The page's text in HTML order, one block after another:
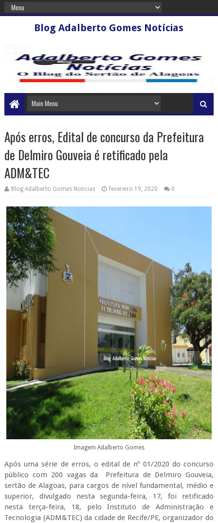
Blog Adalberto Gomes Notícias
Após erros, Edital de concurso da Prefeitura
de Delmiro Gouveia é retificado pela
ADM&TEC
Blog Adalberto Gomes Noticias fevereiro 19, 2020 0
Imagem Adalberto Gomes
Após uma série de erros, o edital de nº 01/2020 do concurso
público com 200 vagas da Prefeitura de Delmiro Gouveia,
sertão de Alagoas, para cargos de nível fundamental, médio e
superior, divulgado nesta segunda-feira, 17, foi retificado
nesta terça-feira, 18, pelo Instituto de Administração e
Tecnologia (ADM&TEC) da cidade de Recife/PE, organizador do